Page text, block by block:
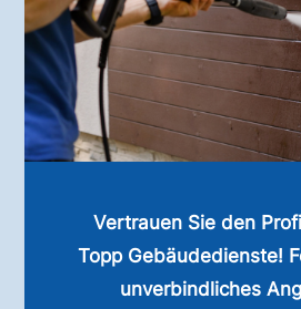
Vertrauen Sie den
Topp Gebäudedienste!
unverbindliches